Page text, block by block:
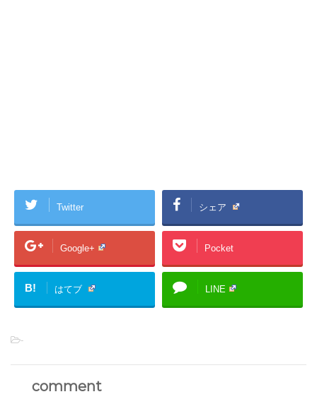
Twitter シェア
Google+ Pocket
B! はてブ LINE
-
comment